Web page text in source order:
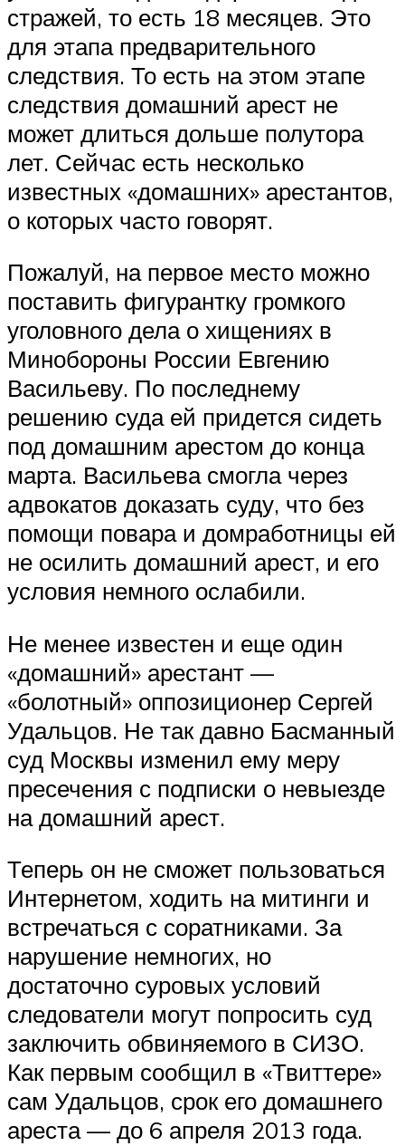
стражей, то есть 18 месяцев. Это
для этапа предварительного
следствия. То есть на этом этапе
следствия домашний арест не
может длиться дольше полутора
лет. Сейчас есть несколько
известных «домашних» арестантов,
о которых часто говорят.
Пожалуй, на первое место можно
поставить фигурантку громкого
уголовного дела о хищениях в
Минобороны России Евгению
Васильеву. По последнему
решению суда ей придется сидеть
под домашним арестом до конца
марта. Васильева смогла через
адвокатов доказать суду, что без
помощи повара и домработницы ей
не осилить домашний арест, и его
условия немного ослабили.
Не менее известен и еще один
«домашний» арестант —
«болотный» оппозиционер Сергей
Удальцов. Не так давно Басманный
суд Москвы изменил ему меру
пресечения с подписки о невыезде
на домашний арест.
Теперь он не сможет пользоваться
Интернетом, ходить на митинги и
встречаться с соратниками. За
нарушение немногих, но
достаточно суровых условий
следователи могут попросить суд
заключить обвиняемого в СИЗО.
Как первым сообщил в «Твиттере»
сам Удальцов, срок его домашнего
ареста — до 6 апреля 2013 года.